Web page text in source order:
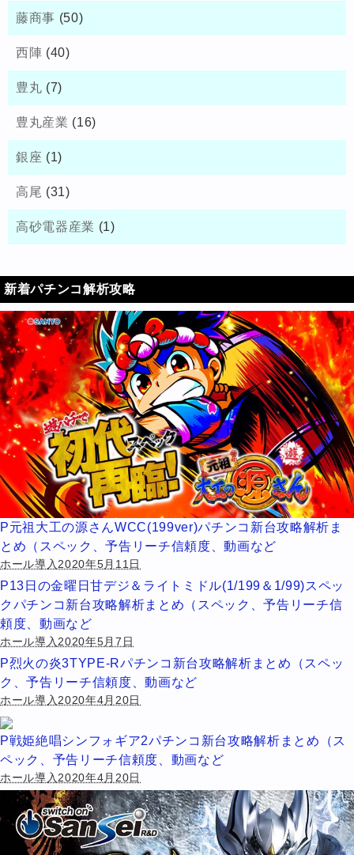
藤商事 (50)
西陣 (40)
豊丸 (7)
豊丸産業 (16)
銀座 (1)
高尾 (31)
高砂電器産業 (1)
新着パチンコ解析攻略
P元祖大工の源さんWCC(199ver)パチンコ新台攻略解析ま
とめ（スペック、予告リーチ信頼度、動画など
ホール導入2020年5月11日
P13日の金曜日甘デジ＆ライトミドル(1/199＆1/99)スペッ
クパチンコ新台攻略解析まとめ（スペック、予告リーチ信
頼度、動画など
ホール導入2020年5月7日
P烈火の炎3TYPE-Rパチンコ新台攻略解析まとめ（スペッ
ク、予告リーチ信頼度、動画など
ホール導入2020年4月20日
P戦姫絶唱シンフォギア2パチンコ新台攻略解析まとめ（ス
ペック、予告リーチ信頼度、動画など
ホール導入2020年4月20日